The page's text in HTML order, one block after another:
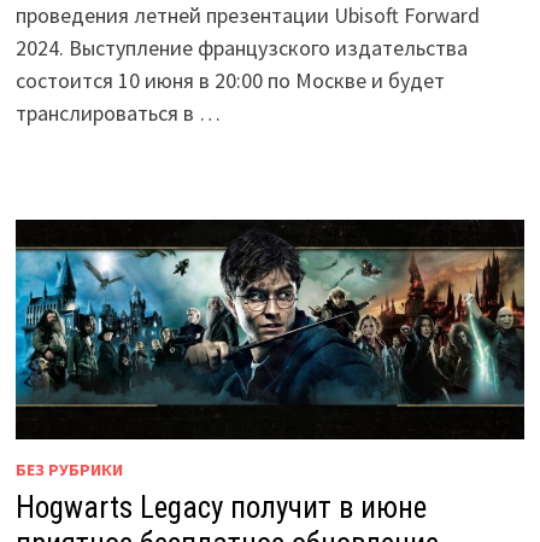
проведения летней презентации Ubisoft Forward
2024. Выступление французского издательства
состоится 10 июня в 20:00 по Москве и будет
транслироваться в …
БЕЗ РУБРИКИ
Hogwarts Legacy получит в июне